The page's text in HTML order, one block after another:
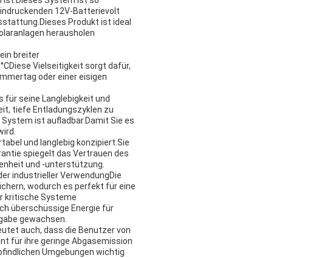
12V-Batterievolt
Produkt ist ideal
herausholen
breiter
Vielseitigkeit sorgt dafür,
oder einer eisigen
für seine Langlebigkeit und
tiefe Entladungszyklen zu
ist aufladbar.Damit Sie es
und langlebig konzipiert.Sie
spiegelt das Vertrauen des
und -unterstützung.
industrieller VerwendungDie
wodurch es perfekt für eine
kritische Systeme
überschüssige Energie für
gewachsen.
auch, dass die Benutzer von
für ihre geringe Abgasemission
Umgebungen wichtig